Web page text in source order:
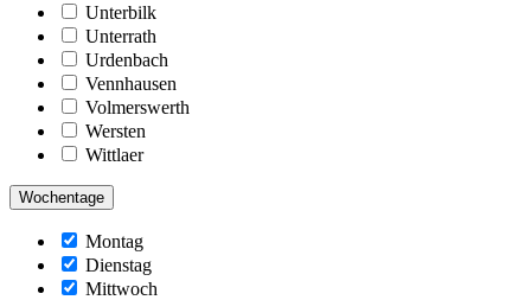
Unterbilk
Unterrath
Urdenbach
Vennhausen
Volmerswerth
Wersten
Wittlaer
Wochentage
Montag
Dienstag
Mittwoch